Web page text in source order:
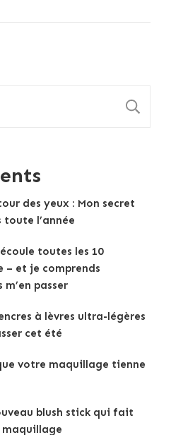
des yeux : Mon secret
l’année
toutes les 10
– et je comprends
passer
à lèvres ultra-légères
cet été
votre maquillage tienne
blush stick qui fait
maquillage